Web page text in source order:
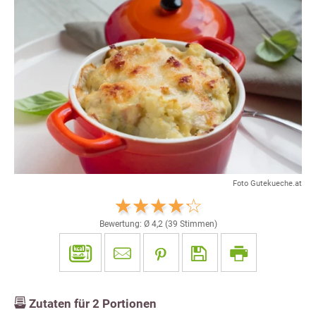
Foto Gutekueche.at
Bewertung: Ø 4,2(39 Stimmen)
Zutaten für 2 Portionen